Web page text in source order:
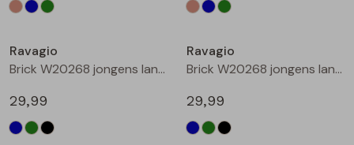
Bermuda's
Ravagio
Brick W20268 jongens lange broek Marine
29,99
Ravagio
Brick W20268 jongens lange broek Groen donker
29,99